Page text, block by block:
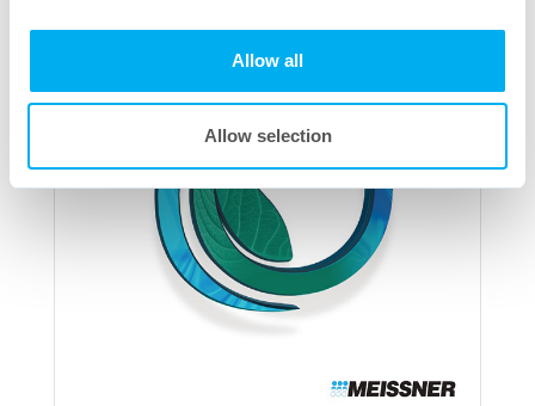
Allow all
Allow selection